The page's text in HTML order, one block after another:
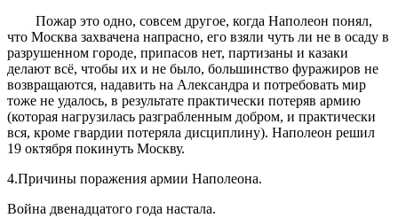
Пожар это одно, совсем другое, когда Наполеон понял,
что Москва захвачена напрасно, его взяли чуть ли не в осаду в
разрушенном городе, припасов нет, партизаны и казаки
делают всё, чтобы их и не было, большинство фуражиров не
возвращаются, надавить на Александра и потребовать мир
тоже не удалось, в результате практически потеряв армию
(которая нагрузилась разграбленным добром, и практически
вся, кроме гвардии потеряла дисциплину). Наполеон решил
19 октября покинуть Москву.
4.Причины поражения армии Наполеона.
Война двенадцатого года настала.